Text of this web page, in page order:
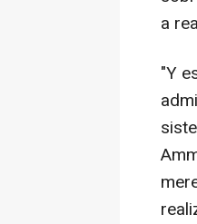
a
"Y